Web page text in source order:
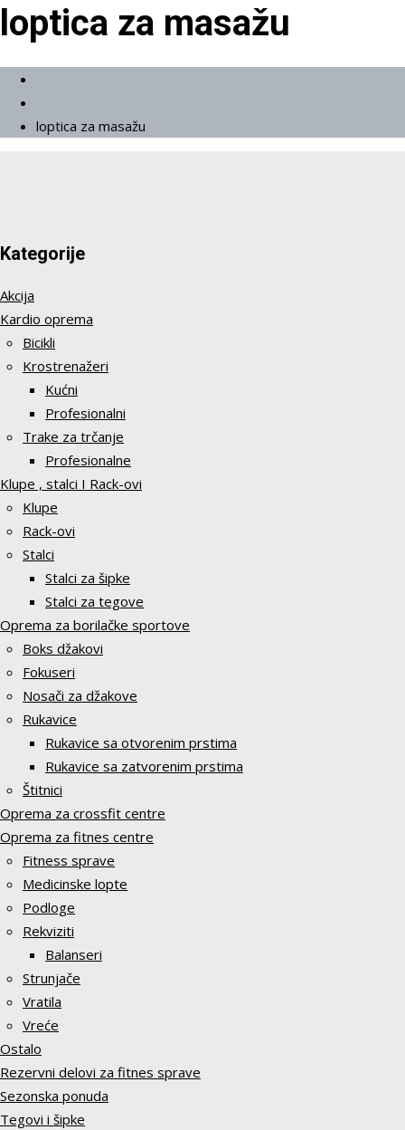
loptica za masažu
loptica za masažu
Kategorije
Akcija
Kardio oprema
Bicikli
Krostrenažeri
Kućni
Profesionalni
Trake za trčanje
Profesionalne
Klupe , stalci I Rack-ovi
Klupe
Rack-ovi
Stalci
Stalci za šipke
Stalci za tegove
Oprema za borilačke sportove
Boks džakovi
Fokuseri
Nosači za džakove
Rukavice
Rukavice sa otvorenim prstima
Rukavice sa zatvorenim prstima
Štitnici
Oprema za crossfit centre
Oprema za fitnes centre
Fitness sprave
Medicinske lopte
Podloge
Rekviziti
Balanseri
Strunjače
Vratila
Vreće
Ostalo
Rezervni delovi za fitnes sprave
Sezonska ponuda
Tegovi i šipke